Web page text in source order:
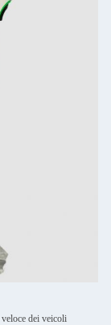
dei veicoli